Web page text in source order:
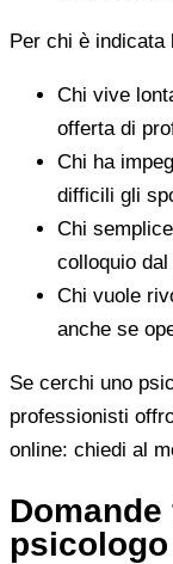
Per chi è indicata
Chi vive
offerta di
Chi ha
difficili gli
Chi
colloquio
Chi vuole
anche se
Se cerchi uno
professionisti
online: chiedi al